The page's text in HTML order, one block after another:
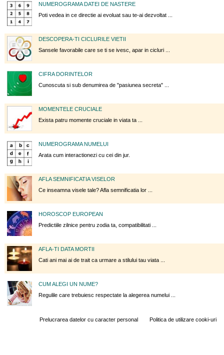
NUMEROGRAMA DATEI DE NASTERE
Poti vedea in ce directie ai evoluat sau te-ai dezvoltat ...
DESCOPERA-TI CICLURILE VIETII
Sansele favorabile care se ti se ivesc, apar in cicluri ...
CIFRA DORINTELOR
Cunoscuta si sub denumirea de "pasiunea secreta" ...
MOMENTELE CRUCIALE
Exista patru momente cruciale in viata ta ...
NUMEROGRAMA NUMELUI
Arata cum interactionezi cu cei din jur.
AFLA SEMNIFICATIA VISELOR
Ce inseamna visele tale? Afla semnificatia lor ...
HOROSCOP EUROPEAN
Predictiile zilnice pentru zodia ta, compatibilitati ...
AFLA-TI DATA MORTII
Cati ani mai ai de trait ca urmare a stilului tau viata ...
CUM ALEGI UN NUME?
Regulile care trebuiesc respectate la alegerea numelui ...
Prelucrarea datelor cu caracter personal Politica de utilizare cooki-uri